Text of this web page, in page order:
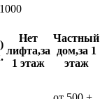
1000
Нет
лифта,за
1 этаж
Частный
дом,за 1
этаж